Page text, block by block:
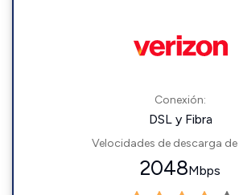
Conexión:
DSL y Fibra
Velocidades de descarga
2048Mbps